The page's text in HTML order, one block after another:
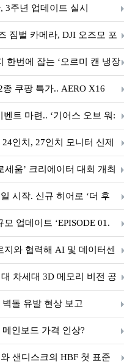
3주년 업데이트 실시
짐벌 카메라, DJI 오즈모 포
한번에 잡는 ‘오르미 캔 냉장
쿠팡 특가.. AERO X16
벤트 마련.. ‘기어스 오브 워:
인치, 27인치 모니터 신제
세움’ 크리에이터 대회 개최
시작. 신규 히어로 ‘더 후
업데이트 ‘EPISODE 01.
와 협력해 AI 및 데이터센
리지 아키텍처 시연
차세대 3D 메모리 비전 공
돌 유발 현상 보고
인보드 가격 인상?
샌디스크의 HBF 첫 표준